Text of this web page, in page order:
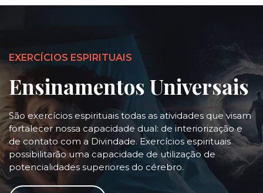
EXERCÍCIOS ESPIRITUAIS
Ensinamentos Universais
São exercícios espirituais todas as atividades que visam
fortalecer nossa capacidade dual: de interiorização e
de contato com a Divindade. Exercícios espirituais
possibilitarão uma capacidade de utilização de
potencialidades superiores do cérebro.